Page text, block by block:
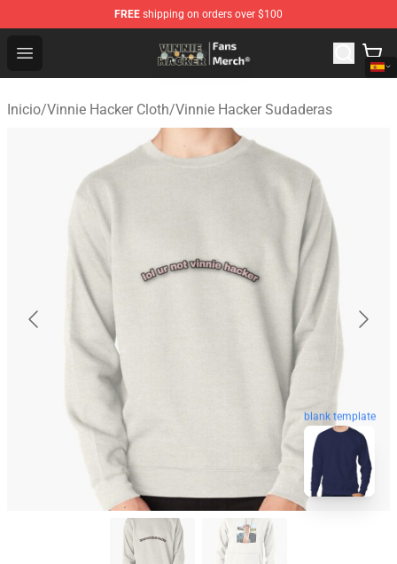
FREE shipping on orders over $100
Open menu
Vinnie Hacker Store - Official Vinnie Hacker Merchandise
Inicio/Vinnie Hacker Cloth/Vinnie Hacker Sudaderas
blank template